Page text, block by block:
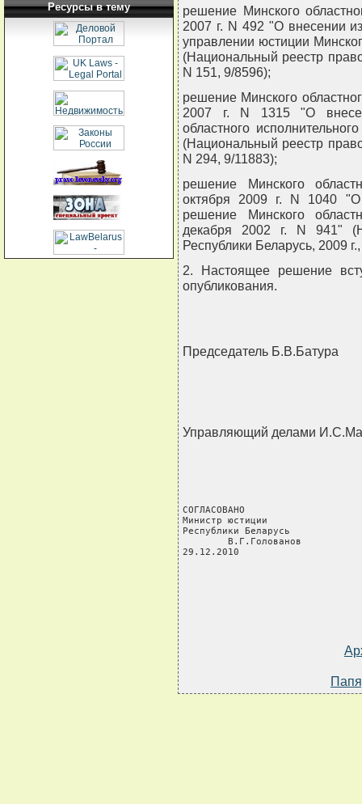
Ресурсы в тему
решение Минского
2007 г. N 492 "О внесении
управлении юстиции
(Национальный реестр
N 151, 9/8596);
решение Минского
2007 г. N 1315 "О
областного
(Национальный реестр
N 294, 9/11883);
решение Минского
октября 2009 г. N 1040
решение Минского
декабря 2002 г. N 941"
Республики Беларусь, 2009
2. Настоящее решение
опубликования.
Председатель Б.В.Батура
Управляющий делами
СОГЛАСОВАНО
Министр юстиции
Республики Беларусь
        В.Г.Голованов
29.12.2010